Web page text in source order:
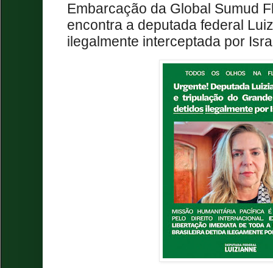
Embarcação da Global Sumud
encontra a deputada federal
ilegalmente interceptada por